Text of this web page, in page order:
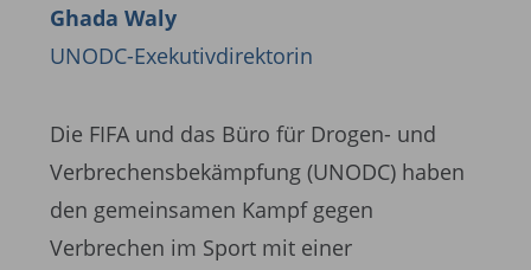
Ghada Waly
UNODC-Exekutivdirektorin
Die FIFA und das Büro für Drogen- und
Verbrechensbekämpfung (UNODC) haben
den gemeinsamen Kampf gegen
Verbrechen im Sport mit einer